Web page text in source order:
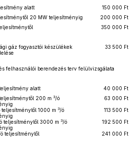
alatt
150 000 Ft
20 MW teljesítményig
200 000 Ft
350 000 Ft
gáz fogyasztói készülékek
33 500 Ft
felhasználói berendezés terv felülvizsgálata
alatt
40 000 Ft
200 m 3/ó
63 000 Ft
teljesítménytől 1000 m 3/ó
113 500 Ft
teljesítménytől 3000 m 3/ó
192 500 Ft
teljesítménytől 241 000 Ft